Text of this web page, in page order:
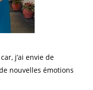
j’ai envie de
nouvelles émotions